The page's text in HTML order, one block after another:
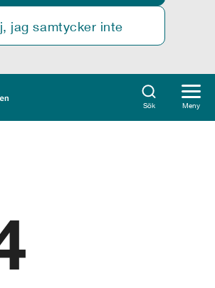
jag samtycker inte
Sök Meny